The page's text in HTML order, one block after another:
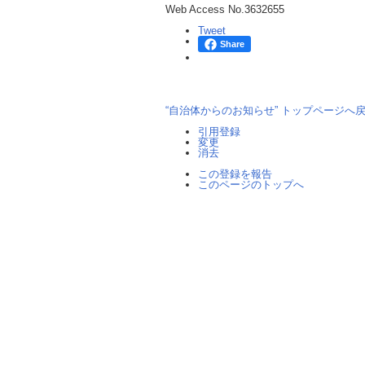
Web Access No.3632655
Tweet
Share
“自治体からのお知らせ” トップページへ
引用登録
変更
消去
この登録を報告
このページのトップへ